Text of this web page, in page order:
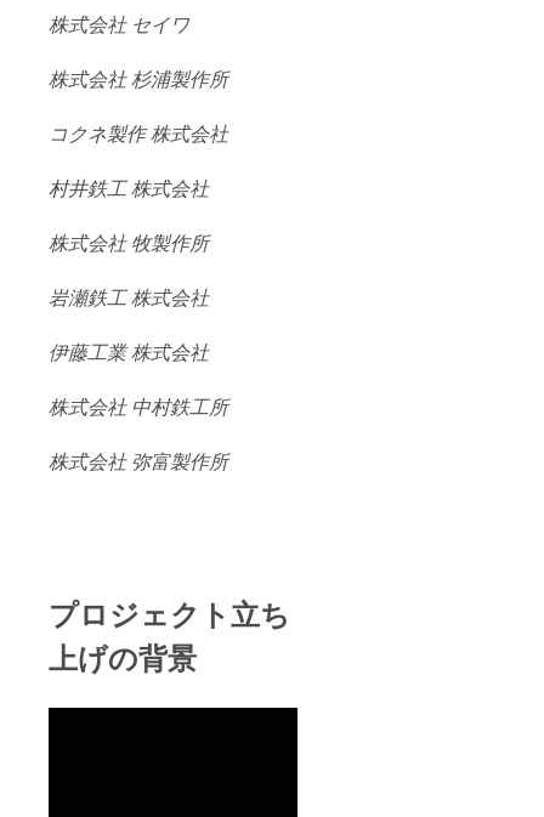
株式会社 セイワ
株式会社 杉浦製作所
コクネ製作 株式会社
村井鉄工 株式会社
株式会社 牧製作所
岩瀬鉄工 株式会社
伊藤工業 株式会社
株式会社 中村鉄工所
株式会社 弥富製作所
プロジェクト立ち
上げの背景